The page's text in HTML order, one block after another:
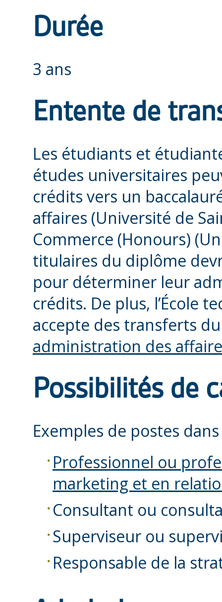
Durée
3 ans
Entente de
Les étudiants et
études universitaires
crédits vers un
affaires (Université de
Commerce (Honours)
titulaires du diplôme
pour déterminer leur
crédits. De plus, l’École
accepte des transferts
administration des
Possibilités de
Exemples de postes
Professionnel ou
marketing et en
Consultant ou
Superviseur ou
Responsable de la